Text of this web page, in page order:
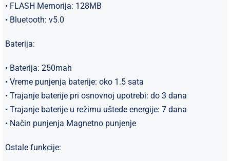
• FLASH Memorija: 128MB
• Bluetooth: v5.0
Baterija:
• Baterija: 250mah
• Vreme punjenja baterije: oko 1.5 sata
• Trajanje baterije pri osnovnoj upotrebi: do 3 dana
• Trajanje baterije u režimu uštede energije: 7 dana
• Način punjenja Magnetno punjenje
Ostale funkcije: